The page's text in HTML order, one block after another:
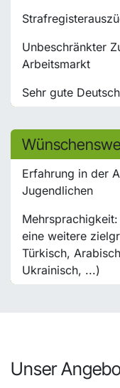
Unbeschränkter
Arbeitsmarkt
Sehr gute
Erfahrung in der
Jugendlichen
eine weitere
Türkisch,
Ukrainisch, ...)
Unser